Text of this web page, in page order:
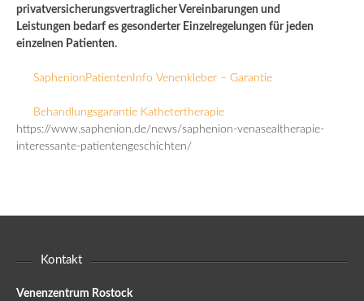
privatversicherungsvertraglicher Vereinbarungen und
Leistungen bedarf es gesonderter Einzelregelungen für jeden
einzelnen Patienten.
SaphenionPatientenInfo Venenkleber – Garantie
Behandlungsgarantie Kathetertherapie
https://www.saphenion.de/news/saphenion-venasealtherapie-
interessante-patientengeschichten/
Kontakt
Venenzentrum Rostock